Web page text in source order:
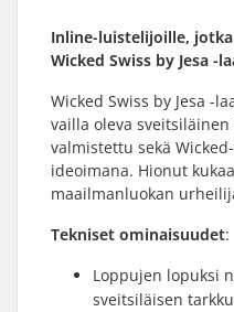
Inline-luistelijoille,
Wicked Swiss by Jesa -
Wicked Swiss by Jesa -
vailla oleva
valmistettu sekä
ideoimana. Hionut
maailmanluokan
Tekniset ominaisuudet:
Loppujen lopuksi
sveitsiläisen